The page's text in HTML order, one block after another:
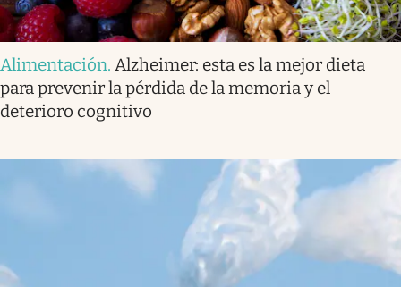
Alimentación. Alzheimer: esta es la mejor dieta
para prevenir la pérdida de la memoria y el
deterioro cognitivo